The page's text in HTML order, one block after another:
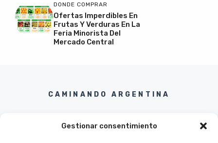
Gestionar consentimiento
DONDE COMPRAR
Ofertas Imperdibles En
Frutas Y Verduras En La
Feria Minorista Del
Mercado Central
CAMINANDO ARGENTINA